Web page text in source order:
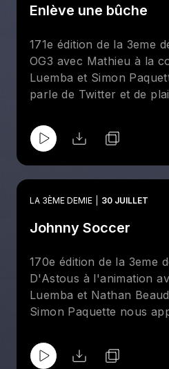
Enlève une bûche
171e édition de la 3eme
OG3 avec Mathieu à la
Luemba et Simon
parle de Twitter et de
LA 3ÈME DEMIE 30 JUILLET
Johnny Soccer
170e édition de la 3eme
D'Astous à l'animation
Luemba et Nathan
Simon Paquette nous
un appel de Gianni
nous vendre et ca nous